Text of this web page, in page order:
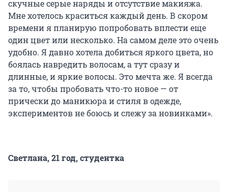
скучные серые наряды и отсутствие макияжа.
Мне хотелось краситься каждый день. В скором
времени я планирую попробовать вплести еще
один цвет или несколько. На самом деле это очень
удобно. Я давно хотела добиться яркого цвета, но
боялась навредить волосам, а тут сразу и
длинные, и яркие волосы. Это мечта же. Я всегда
за то, чтобы пробовать что-то новое — от
прически до маникюра и стиля в одежде,
экспериментов не боюсь и слежу за новинками».
Светлана, 21 год, студентка